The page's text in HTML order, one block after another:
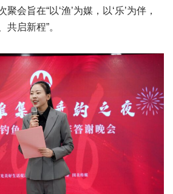
会旨在“以‘渔’为媒，以‘乐’为伴，
启新程”。